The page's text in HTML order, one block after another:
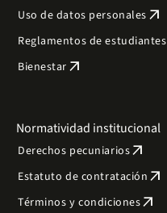
Uso de datos personales arrow_outward
Reglamentos de estudiantes
Bienestar arrow_outward
Normatividad institucional
Derechos pecuniariosarrow_outward
Estatuto de contratación arrow_outward
Términos y condicionesarrow_outward